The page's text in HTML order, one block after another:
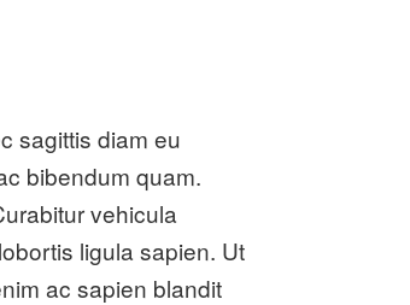
sagittis diam eu
bibendum quam.
vehicula
ligula sapien. Ut
ac sapien blandit